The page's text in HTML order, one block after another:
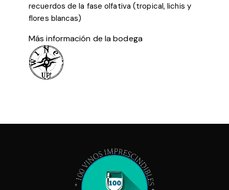
recuerdos de la fase olfativa (tropical, lichis y
flores blancas)
Más información de la bodega